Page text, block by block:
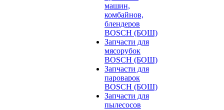
машин,
комбайнов,
блендеров
BOSCH (БОШ)
Запчасти для
мясорубок
BOSCH (БОШ)
Запчасти для
пароварок
BOSCH (БОШ)
Запчасти для
пылесосов